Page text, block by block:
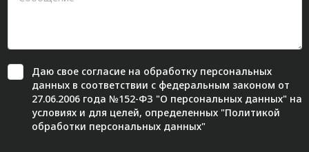
Даю свое согласиена обработку персональных
данных в соответствии с федеральным законом от
27.06.2006 года №152-ФЗ "О персональных данных" на
условиях и для целей, определенных "Политикой
обработки персональных данных"